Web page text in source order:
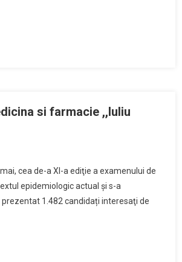
si farmacie ,,Iuliu
cea de-a XI-a ediţie a examenului de
epidemiologic actual şi s-a
1.482 candidați interesaţi de